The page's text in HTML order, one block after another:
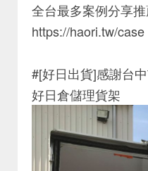
全台最多案例分享
https://haori.tw/case
#[好日出貨]感謝台
好日倉儲理貨架